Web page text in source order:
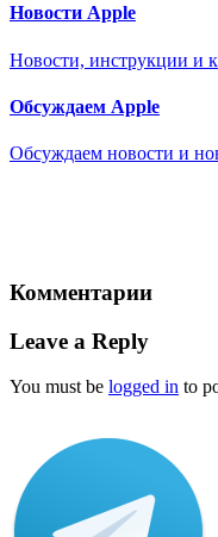
Новости Apple
Новости, инструкции и
Обсуждаем Apple
Обсуждаем новости и
Комментарии
Leave a Reply
You must be logged in to